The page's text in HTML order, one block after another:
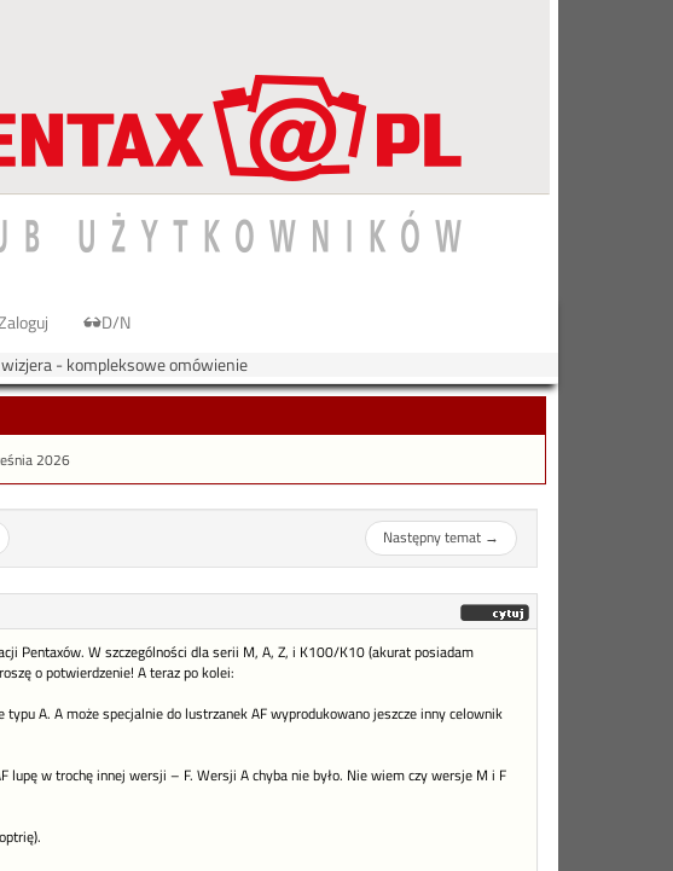
D/N
- kompleksowe omówienie
2026
Następny temat→
Pentaxów. W szczególności dla serii M, A, Z, i K100/K10 (akurat posiadam
o potwierdzenie! A teraz po kolei:
A. A może specjalnie do lustrzanek AF wyprodukowano jeszcze inny celownik
w trochę innej wersji – F. Wersji A chyba nie było. Nie wiem czy wersje M i F